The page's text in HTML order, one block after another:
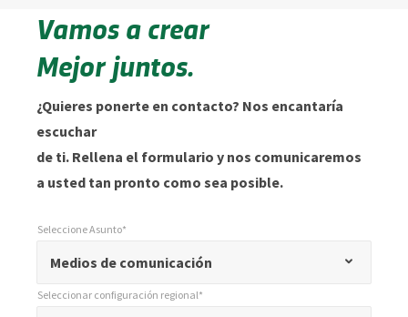
Vamos a crear
Mejor juntos.
¿Quieres ponerte en contacto? Nos encantaría
escuchar
de ti. Rellena el formulario y nos comunicaremos
a usted tan pronto como sea posible.
"
Medios de comunicación
Seleccione Asunto*
Seleccionar configuración regional*